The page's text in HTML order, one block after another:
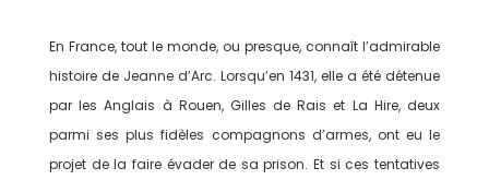
En France, tout le monde, ou presque, connaît l’admirable
histoire de Jeanne d’Arc. Lorsqu’en 1431, elle a été détenue
par les Anglais à Rouen, Gilles de Rais et La Hire, deux
parmi ses plus fidèles compagnons d’armes, ont eu le
projet de la faire évader de sa prison. Et si ces tentatives